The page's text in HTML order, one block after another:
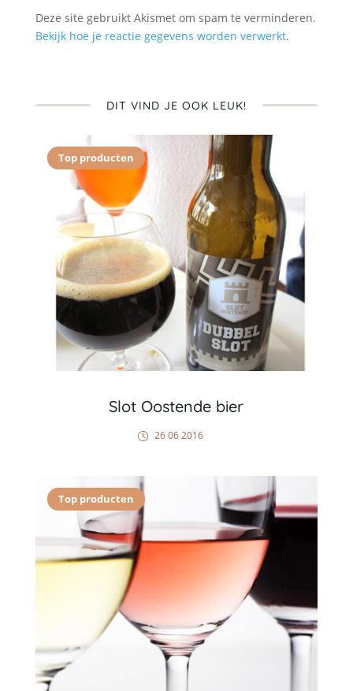
Deze site gebruikt Akismet om spam te verminderen.
Bekijk hoe je reactie gegevens worden verwerkt.
DIT VIND JE OOK LEUK!
Top producten
Slot Oostende bier
26 06 2016
Top producten